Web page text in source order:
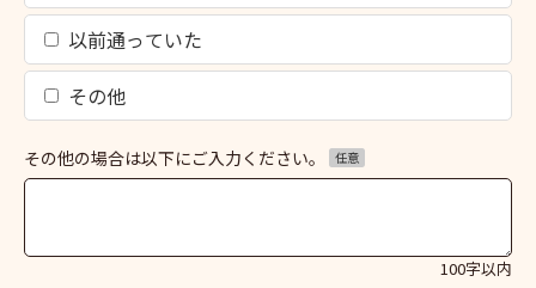
以前通っていた
その他
その他の場合は以下にご入力ください。 任意
100字以内